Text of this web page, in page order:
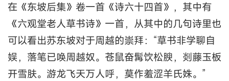
在《东坡后集》卷一首《诗六十四首》，其中有
《六观堂老人草书诗》一首，从其中的几句诗里也
可以看出苏东坡对于周越的崇拜：“草书非学聊自
娱，落笔已唤周越奴。苍鼠奋髯饮松腴，剡藤玉板
开雪肤。游龙飞天万人呼，莫作羞涩羊氏姝。”